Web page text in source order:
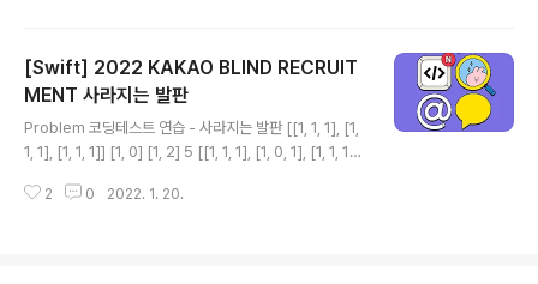
는 번호를 넣는다. let set = new Set() for (let i = 0; i
< nums.length; i++) { set.add(nums[i]) } 3. Set의
사이즈와 nums의 길이의 반과 비교해 더 작은 것을 반환
한다. return Math.min(set.size,half) Source Code
fun..
[Swift] 2022 KAKAO BLIND RECRUIT
MENT 사라지는 발판
Problem 코딩테스트 연습 - 사라지는 발판 [[1, 1, 1], [1,
1, 1], [1, 1, 1]] [1, 0] [1, 2] 5 [[1, 1, 1], [1, 0, 1], [1, 1, 1]]
제는 완전 탐색으로 풀 수 있는 문제입니다. 1. 플레이어의
2 0 2022. 1. 20.